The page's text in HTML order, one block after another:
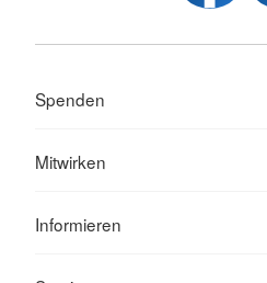
Spenden
Mitwirken
Informieren